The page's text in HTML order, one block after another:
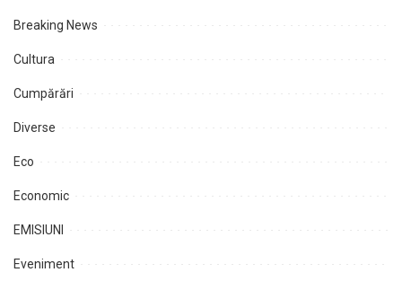
Breaking News
Cultura
Cumpărări
Diverse
Eco
Economic
EMISIUNI
Eveniment